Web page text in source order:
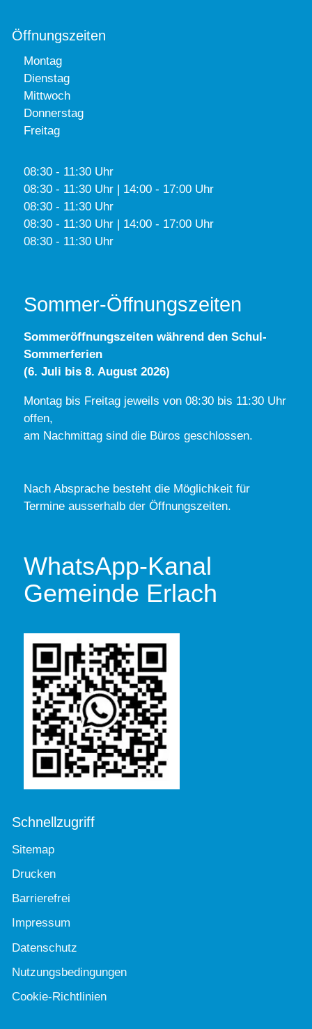
Öffnungszeiten
Montag
Dienstag
Mittwoch
Donnerstag
Freitag
08:30 - 11:30 Uhr
08:30 - 11:30 Uhr | 14:00 - 17:00 Uhr
08:30 - 11:30 Uhr
08:30 - 11:30 Uhr | 14:00 - 17:00 Uhr
08:30 - 11:30 Uhr
Sommer-Öffnungszeiten
Sommeröffnungszeiten während den Schul-
Sommerferien
(6. Juli bis 8. August 2026)
Montag bis Freitag jeweils von 08:30 bis 11:30 Uhr
offen,
am Nachmittag sind die Büros geschlossen.
Nach Absprache besteht die Möglichkeit für
Termine ausserhalb der Öffnungszeiten.
WhatsApp-Kanal
Gemeinde Erlach
Schnellzugriff
Sitemap
Drucken
Barrierefrei
Impressum
Datenschutz
Nutzungsbedingungen
Cookie-Richtlinien